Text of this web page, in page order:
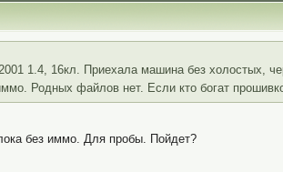
1.4, 16кл. Приехала машина без холостых,
Родных файлов нет. Если кто богат
без иммо. Для пробы. Пойдет?